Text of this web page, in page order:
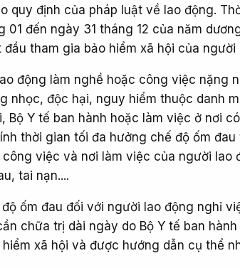
quy định của pháp luật về lao động.
01 đến ngày 31 tháng 12 của năm
tham gia bảo hiểm xã hội của người
động làm nghề hoặc công việc nặng
nhọc, độc hại, nguy hiểm thuộc danh
Bộ Y tế ban hành hoặc làm việc ở nơi
thời gian tối đa hưởng chế độ ốm
việc và nơi làm việc của người lao
tai nạn....
ốm đau đối với người lao động nghỉ
chữa trị dài ngày do Bộ Y tế ban
xã hội và được hướng dẫn cụ thể